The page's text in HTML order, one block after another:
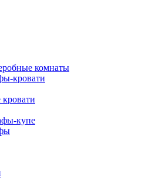
комнаты
кровати
купе